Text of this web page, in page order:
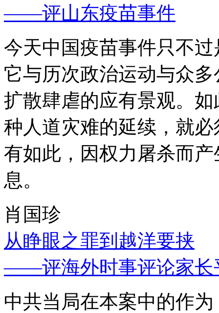
——评山东疫苗事件
今天中国疫苗事件只不
它与历次政治运动与众
扩散肆虐的应有景观。
种人道灾难的延续，就
有如此，因权力屠杀而
息。
肖国珍
从睁眼之罪到越洋要挟
——评海外时事评论家长
中共当局在本案中的作